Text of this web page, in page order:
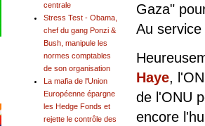
Gaza"
Au
Haye,
de l'ONU
encore
centrale
Stress Test - Obama,
chef du gang Ponzi &
Bush, manipule les
normes comptables
de son organisation
La mafia de l'Union
Européenne épargne
les Hedge Fonds et
rejette le contrôle des